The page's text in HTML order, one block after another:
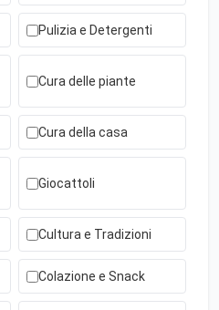
Pulizia e Detergenti
Cura delle piante
Cura della casa
Giocattoli
Cultura e Tradizioni
Colazione e Snack